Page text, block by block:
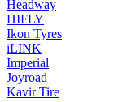
Headway
HIFLY
Ikon Tyres
iLINK
Imperial
Joyroad
Kavir Tire